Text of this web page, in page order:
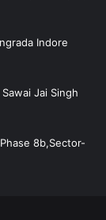
Indore
Jai Singh
8b,Sector-